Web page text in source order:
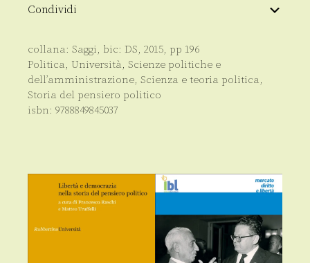
Condividi
collana: Saggi, bic: DS, 2015, pp 196
Politica, Università, Scienze politiche e
dell’amministrazione, Scienza e teoria politica,
Storia del pensiero politico
isbn: 9788849845037